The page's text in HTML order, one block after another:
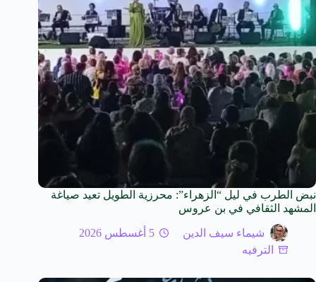
نبض الطرب في ليل “الزهراء”: محرزية الطويل تعيد صياغة
المشهد الثقافي في بن عروس
شيماء سيف الدين
5 أغسطس 2026
الترفيه